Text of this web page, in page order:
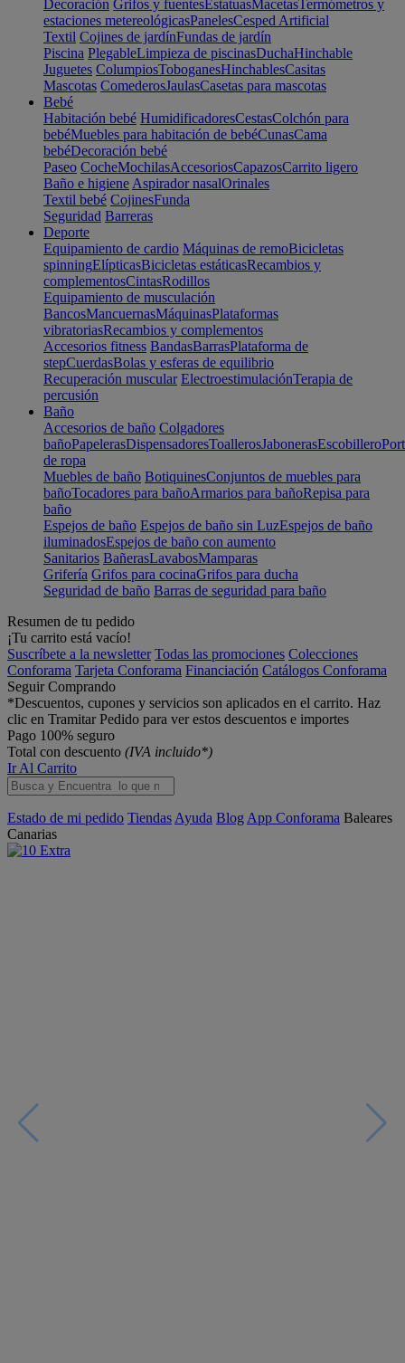
Decoración Grifos y fuentesEstatuasMacetasTermómetros y
estaciones metereológicasPanelesCesped Artificial
Textil Cojines de jardínFundas de jardín
Piscina PlegableLimpieza de piscinasDuchaHinchable
Juguetes ColumpiosToboganesHinchablesCasitas
Mascotas ComederosJaulasCasetas para mascotas
Bebé
Habitación bebé HumidificadoresCestasColchón para
bebéMuebles para habitación de bebéCunasCama
bebéDecoración bebé
Paseo CocheMochilasAccesoriosCapazosCarrito ligero
Baño e higiene Aspirador nasalOrinales
Textil bebé CojinesFunda
Seguridad Barreras
Deporte
Equipamiento de cardio Máquinas de remoBicicletas
spinningElípticasBicicletas estáticasRecambios y
complementosCintasRodillos
Equipamiento de musculación
BancosMancuernasMáquinasPlataformas
vibratoriasRecambios y complementos
Accesorios fitness BandasBarrasPlataforma de
stepCuerdasBolas y esferas de equilibrio
Recuperación muscular ElectroestimulaciónTerapia de
percusión
Baño
Accesorios de baño Colgadores
bañoPapelerasDispensadoresToallerosJabonerasEscobillero
de ropa
Muebles de baño BotiquinesConjuntos de muebles para
bañoTocadores para bañoArmarios para bañoRepisa para
baño
Espejos de baño Espejos de baño sin LuzEspejos de baño
iluminadosEspejos de baño con aumento
Sanitarios BañerasLavabosMamparas
Grifería Grifos para cocinaGrifos para ducha
Seguridad de baño Barras de seguridad para baño
Resumen de tu pedido
¡Tu carrito está vacío!
Suscríbete a la newsletter Todas las promociones Colecciones
Conforama Tarjeta Conforama Financiación Catálogos Conforama
Seguir Comprando
*Descuentos, cupones y servicios son aplicados en el carrito. Haz
clic en Tramitar Pedido para ver estos descuentos e importes
Pago 100% seguro
Total con descuento (IVA incluido*)
Ir Al Carrito
Estado de mi pedido Tiendas Ayuda Blog App Conforama Baleares
Canarias